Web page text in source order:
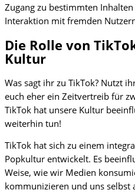
Zugang zu bestimmten
Interaktion mit fremden
Die Rolle von
Kultur
Was sagt ihr zu TikTok? Nutzt
euch eher ein Zeitvertreib für
TikTok hat unsere Kultur
weiterhin tun!
TikTok hat sich zu einem
Popkultur entwickelt. Es
Weise, wie wir Medien
kommunizieren und uns selbst